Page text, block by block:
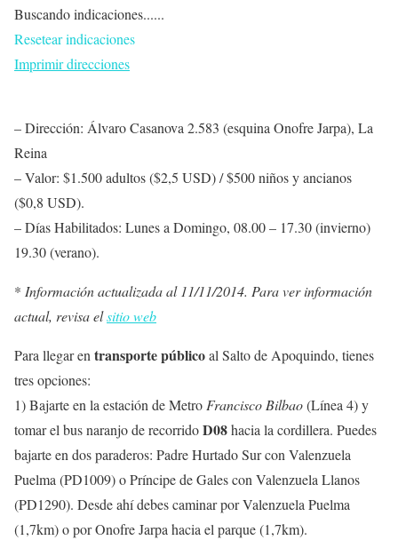
Buscando indicaciones......
Resetear indicaciones
Imprimir direcciones
– Dirección: Álvaro Casanova 2.583 (esquina Onofre Jarpa), La
Reina
– Valor: $1.500 adultos ($2,5 USD) / $500 niños y ancianos
($0,8 USD).
– Días Habilitados: Lunes a Domingo, 08.00 – 17.30 (invierno)
19.30 (verano).
* Información actualizada al 11/11/2014. Para ver información
actual, revisa elsitio web
Para llegar en transporte públicoal Salto de Apoquindo, tienes
tres opciones:
1) Bajarte en la estación de Metro Francisco Bilbao(Línea 4) y
tomar el busnaranjode recorridoD08hacia la cordillera. Puedes
bajarte en dos paraderos: Padre Hurtado Sur con Valenzuela
Puelma (PD1009) o Príncipe de Gales con Valenzuela Llanos
(PD1290). Desde ahí debes caminar por Valenzuela Puelma
(1,7km) o por Onofre Jarpa hacia el parque (1,7km).